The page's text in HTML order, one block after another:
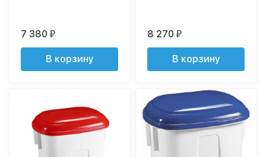
7 380₽
В корзину
8 270₽
В корзину